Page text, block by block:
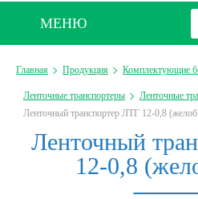
МЕНЮ
Главная Продукция Комплектующие
Ленточные транспортеры
Ленточные
Ленточный транспортер ЛТГ 12-0,8
Ленточный
12-0,8